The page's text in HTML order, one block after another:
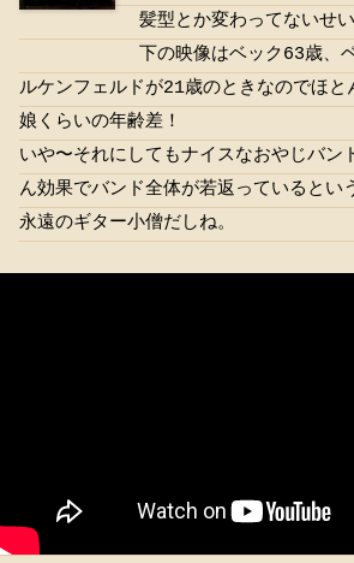
髪型とか変わってないせ
下の映像はベック63歳、
ルケンフェルドが21歳のときなのでほと
娘くらいの年齢差！
いや〜それにしてもナイスなおやじバン
ん効果でバンド全体が若返っているとい
永遠のギター小僧だしね。